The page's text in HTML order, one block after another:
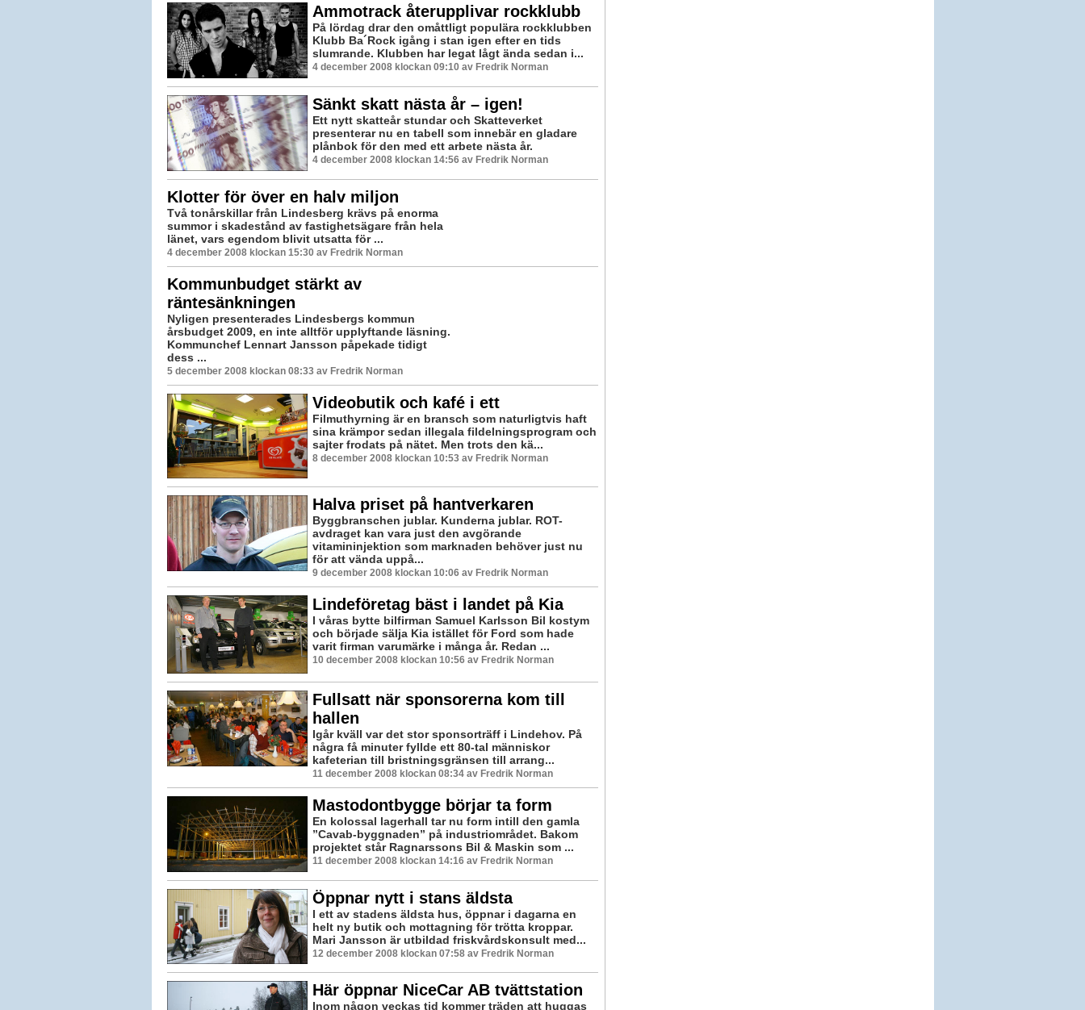
Ammotrack återupplivar rockklubb
På lördag drar den omåttligt populära rockklubben
Klubb Ba´Rock igång i stan igen efter en tids
slumrande. Klubben har legat lågt ända sedan i...
4 december 2008 klockan 09:10 av Fredrik Norman
Sänkt skatt nästa år – igen!
Ett nytt skatteår stundar och Skatteverket
presenterar nu en tabell som innebär en gladare
plånbok för den med ett arbete nästa år.
4 december 2008 klockan 14:56 av Fredrik Norman
Klotter för över en halv miljon
Två tonårskillar från Lindesberg krävs på enorma
summor i skadestånd av fastighetsägare från hela
länet, vars egendom blivit utsatta för ...
4 december 2008 klockan 15:30 av Fredrik Norman
Kommunbudget stärkt av
räntesänkningen
Nyligen presenterades Lindesbergs kommun
årsbudget 2009, en inte alltför upplyftande läsning.
Kommunchef Lennart Jansson påpekade tidigt
dess ...
5 december 2008 klockan 08:33 av Fredrik Norman
Videobutik och kafé i ett
Filmuthyrning är en bransch som naturligtvis haft
sina krämpor sedan illegala fildelningsprogram och
sajter frodats på nätet. Men trots den kä...
8 december 2008 klockan 10:53 av Fredrik Norman
Halva priset på hantverkaren
Byggbranschen jublar. Kunderna jublar. ROT-
avdraget kan vara just den avgörande
vitamininjektion som marknaden behöver just nu
för att vända uppå...
9 december 2008 klockan 10:06 av Fredrik Norman
Lindeföretag bäst i landet på Kia
I våras bytte bilfirman Samuel Karlsson Bil kostym
och började sälja Kia istället för Ford som hade
varit firman varumärke i många år. Redan ...
10 december 2008 klockan 10:56 av Fredrik Norman
Fullsatt när sponsorerna kom till
hallen
Igår kväll var det stor sponsorträff i Lindehov. På
några få minuter fyllde ett 80-tal människor
kafeterian till bristningsgränsen till arrang...
11 december 2008 klockan 08:34 av Fredrik Norman
Mastodontbygge börjar ta form
En kolossal lagerhall tar nu form intill den gamla
”Cavab-byggnaden” på industriområdet. Bakom
projektet står Ragnarssons Bil & Maskin som ...
11 december 2008 klockan 14:16 av Fredrik Norman
Öppnar nytt i stans äldsta
I ett av stadens äldsta hus, öppnar i dagarna en
helt ny butik och mottagning för trötta kroppar.
Mari Jansson är utbildad friskvårdskonsult med...
12 december 2008 klockan 07:58 av Fredrik Norman
Här öppnar NiceCar AB tvättstation
Inom någon veckas tid kommer träden att huggas